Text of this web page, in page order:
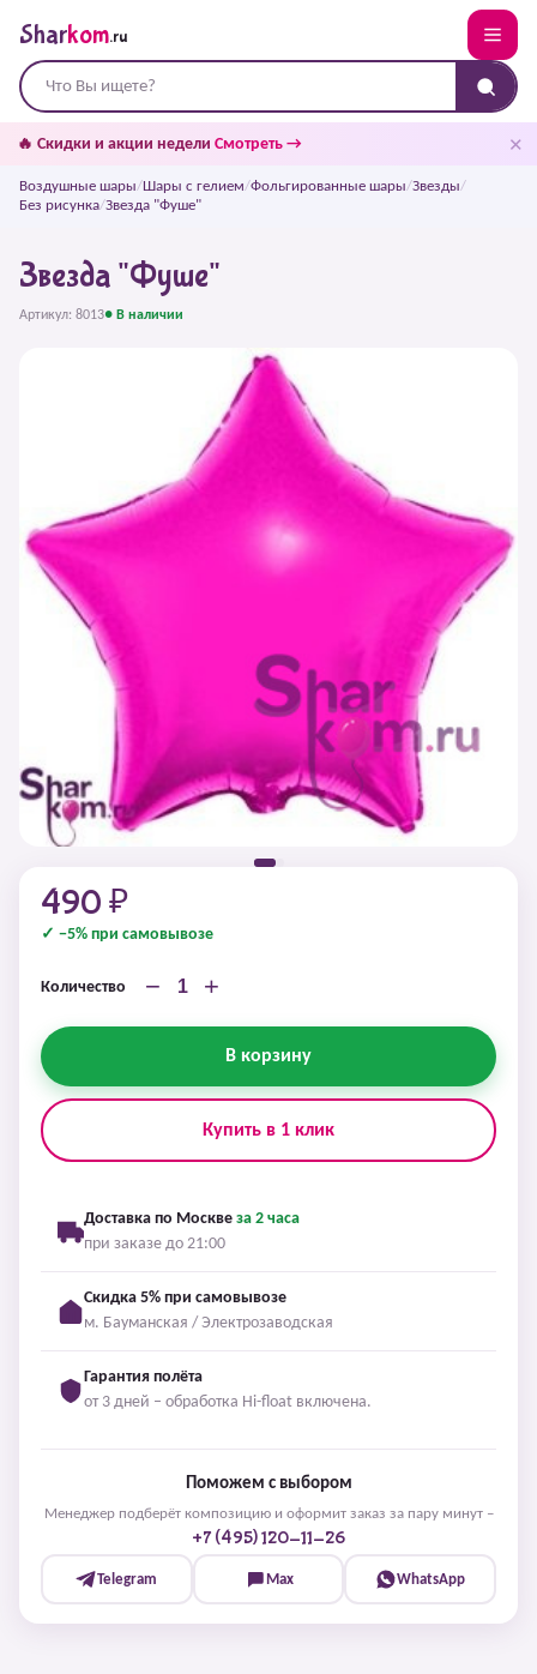
Sharkom.ru
🔥 Скидки и акции недели Смотреть → ✕
Воздушные шары/Шары с гелием/Фольгированные шары/Звезды/
Без рисунка/Звезда "Фуше"
Звезда "Фуше"
Артикул: 8013● В наличии
490 ₽
✓ −5% при самовывозе
Количество − +
В корзину
Купить в 1 клик
Доставка по Москве за 2 часа
при заказе до 21:00
Скидка 5% при самовывозе
м. Бауманская / Электрозаводская
Гарантия полёта
от 3 дней – обработка Hi-float включена.
Поможем с выбором
Менеджер подберёт композицию и оформит заказ за пару минут –
+7 (495) 120-11-26
Telegram Max WhatsApp